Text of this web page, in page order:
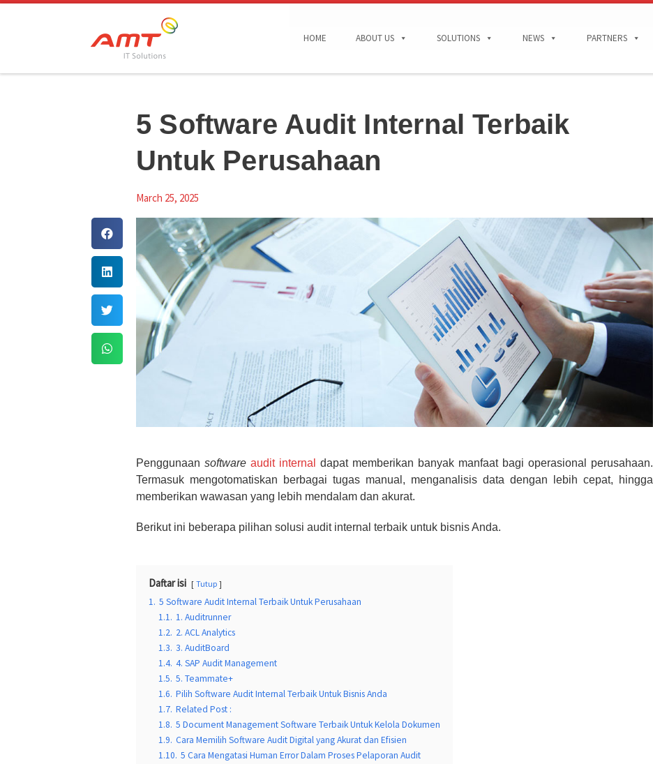
HOME ABOUT US SOLUTIONS NEWS PARTNERS
5 Software Audit Internal Terbaik
Untuk Perusahaan
March 25, 2025
Penggunaansoftware audit internal
dapat memberikan banyak manfaat bagi operasional perusahaan.
Termasuk mengotomatiskan berbagai tugas manual, menganalisis data dengan lebih cepat, hingga
memberikan wawasan yang lebih mendalam dan akurat.
Berikut ini beberapa pilihan solusi audit internal terbaik untuk bisnis Anda.
Daftar isi Tutup
1. 5 Software Audit Internal Terbaik Untuk Perusahaan
1.1. 1. Auditrunner
1.2. 2. ACL Analytics
1.3. 3. AuditBoard
1.4. 4. SAP Audit Management
1.5. 5. Teammate+
1.6. Pilih Software Audit Internal Terbaik Untuk Bisnis Anda
1.7. Related Post :
1.8. 5 Document Management Software Terbaik Untuk Kelola Dokumen
1.9. Cara Memilih Software Audit Digital yang Akurat dan Efisien
1.10. 5 Cara Mengatasi Human Error Dalam Proses Pelaporan Audit